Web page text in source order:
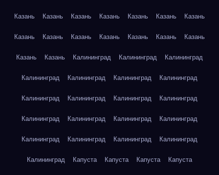
Казань Казань Казань Казань Казань Казань Казань
Казань Казань Казань Казань Казань Казань Казань
Казань Казань Калининград Калининград Калининград
Калининград Калининград Калининград Калининград
Калининград Калининград Калининград Калининград
Калининград Калининград Калининград Калининград
Калининград Калининград Калининград Калининград
Калининград Капуста Капуста Капуста Капуста